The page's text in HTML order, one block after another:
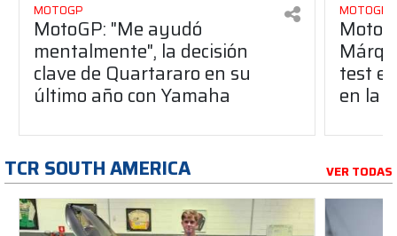
MOTOGP
MotoGP: "Me ayudó
mentalmente", la decisión
clave de Quartararo en su
último año con Yamaha
MOTOGP
test
en la
TCR SOUTH AMERICA VER TODAS